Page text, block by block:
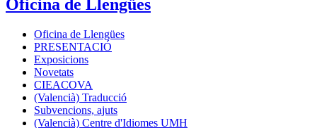
Oficina de Llengües
Oficina de Llengües
PRESENTACIÓ
Exposicions
Novetats
CIEACOVA
(Valencià) Traducció
Subvencions, ajuts
(Valencià) Centre d'Idiomes UMH